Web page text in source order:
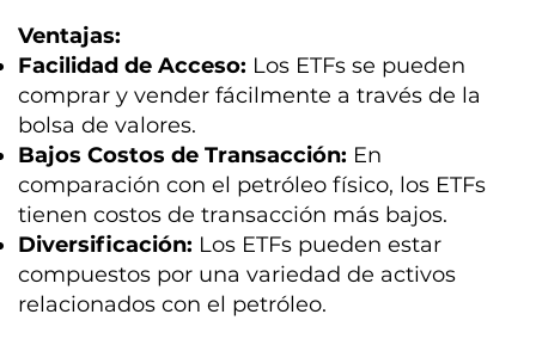
Ventajas:
Facilidad de Acceso: Los ETFs se pueden
comprar y vender fácilmente a través de la
bolsa de valores.
Bajos Costos de Transacción: En
comparación con el petróleo físico, los ETFs
tienen costos de transacción más bajos.
Diversificación: Los ETFs pueden estar
compuestos por una variedad de activos
relacionados con el petróleo.